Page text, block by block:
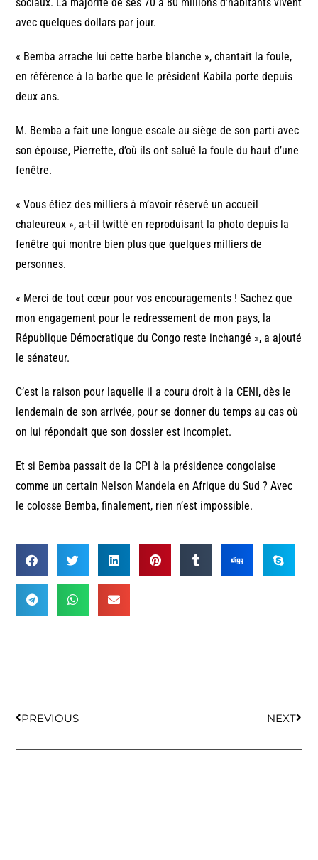
avec quelques dollars par jour.
« Bemba arrache lui cette barbe blanche », chantait la foule,
en référence à la barbe que le président Kabila porte depuis
deux ans.
M. Bemba a fait une longue escale au siège de son parti avec
son épouse, Pierrette, d’où ils ont salué la foule du haut d’une
fenêtre.
« Vous étiez des milliers à m’avoir réservé un accueil
chaleureux », a-t-il twitté en reproduisant la photo depuis la
fenêtre qui montre bien plus que quelques milliers de
personnes.
« Merci de tout cœur pour vos encouragements ! Sachez que
mon engagement pour le redressement de mon pays, la
République Démocratique du Congo reste inchangé », a ajouté
le sénateur.
C’est la raison pour laquelle il a couru droit à la CENI, dès le
lendemain de son arrivée, pour se donner du temps au cas où
on lui répondait que son dossier est incomplet.
Et si Bemba passait de la CPI à la présidence congolaise
comme un certain Nelson Mandela en Afrique du Sud ? Avec
le colosse Bemba, finalement, rien n’est impossible.
PREVIOUS NEXT